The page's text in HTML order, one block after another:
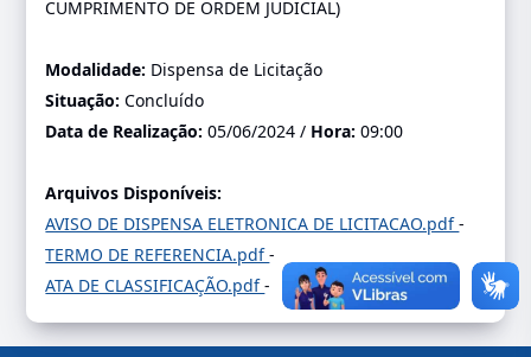
CUMPRIMENTO DE ORDEM JUDICIAL)
Modalidade: Dispensa de Licitação
Situação:Concluído
Data de Realização:05/06/2024 / Hora:09:00
Arquivos Disponíveis:
AVISO DE DISPENSA ELETRONICA DE LICITACAO.pdf-
TERMO DE REFERENCIA.pdf-
ATA DE CLASSIFICAÇÃO.pdf-